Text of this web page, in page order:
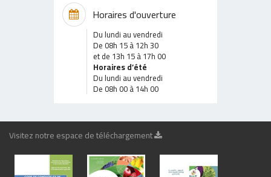
Horaires d'ouverture
Du lundi au vendredi
De 08h 15 à 12h 30
et de 13h 15 à 17h 00
Horaires d’été
Du lundi au vendredi
De 08h 00 à 14h 00
Visitez notre espace de téléchargement